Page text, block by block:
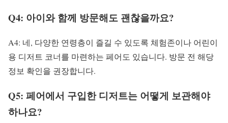
Q4: 아이와 함께 방문해도 괜찮을까요?
A4: 네, 다양한 연령층이 즐길 수 있도록 체험존이나 어린이
용 디저트 코너를 마련하는 페어도 있습니다. 방문 전 해당
정보 확인을 권장합니다.
Q5: 페어에서 구입한 디저트는 어떻게 보관해야
하나요?